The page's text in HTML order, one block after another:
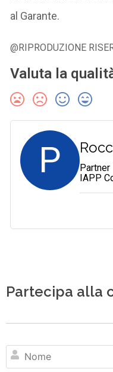
al Garante.
@RIPRODUZIONE
Valuta la
P
IAPP
Partecipa alla